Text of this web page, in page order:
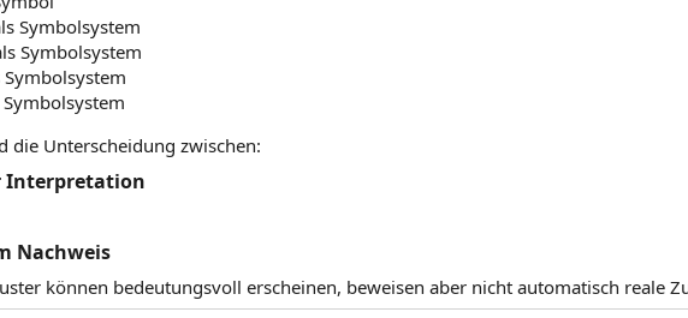
Symbolsystem
Symbolsystem
die Unterscheidung zwischen:
Interpretation​
Nachweis​
können bedeutungsvoll erscheinen, beweisen aber nicht automatisch reale